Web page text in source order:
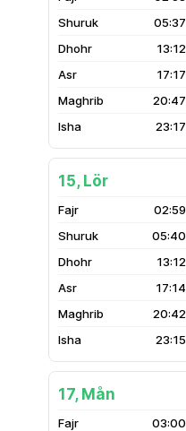
05:37
13:12
17:17
20:47
23:17
15, Lör
02:59
05:40
13:12
17:14
20:42
23:15
17, Mån
03:00